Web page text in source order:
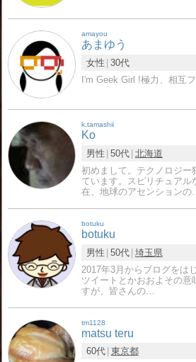
amayou
あまゆう
女性 30代
I'm Geek Girl !極力、相互
k.tamashii
Ko
男性 50代 北海道
初めまして。テクノロジー
ています。スピリチュアル
在、地球のアセンションの…
botuku
botuku
男性 50代 埼玉県
2017年3月からブログをは
ツイートとかおおよその
すが、皆さんの…
tm1128
matsu teru
60代 東京都